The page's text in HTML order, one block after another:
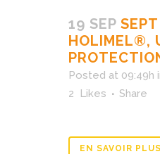
19 SEP
HOLIMEL®,
Posted at 09:49h
2
Likes Share
EN SAVOIR PLUS